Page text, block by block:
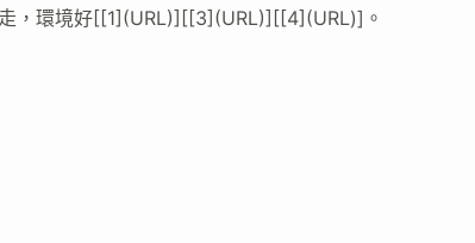
，環境好[[1](URL)][[3](URL)][[4](URL)]。